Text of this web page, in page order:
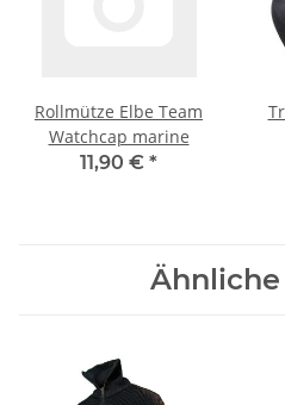
Rollmütze Elbe Team
Watchcap marine
11,90 € *